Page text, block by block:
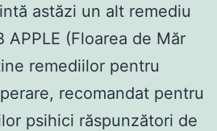
astăzi un alt remediu
APPLE (Floarea de Măr
remediilor pentru
recomandat pentru
psihici răspunzători de